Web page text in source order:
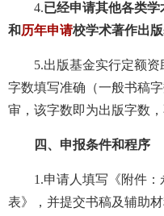
4.已经申请其他各类学
和 历年申请校学术著作出
5.出版基金实行定额
字数填写准确（一般书稿
审，该字数即为出版字数，
四、申报条件和程序
1.申请人填写《附件
表》，并提交书稿及辅助